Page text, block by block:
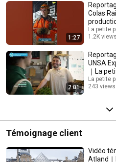
1:27
Colas
La petite
1.2K views
2:01
UNSA
｜La
La petite
243 views
Témoignage client
Vidéo
Atland